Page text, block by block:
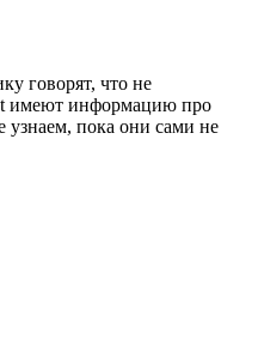
говорят, что не
имеют информацию про
узнаем, пока они сами не